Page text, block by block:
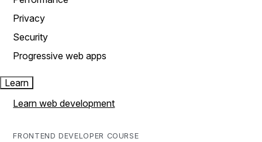
Privacy
Security
Progressive web apps
Learn
Learn web development
FRONTEND DEVELOPER COURSE